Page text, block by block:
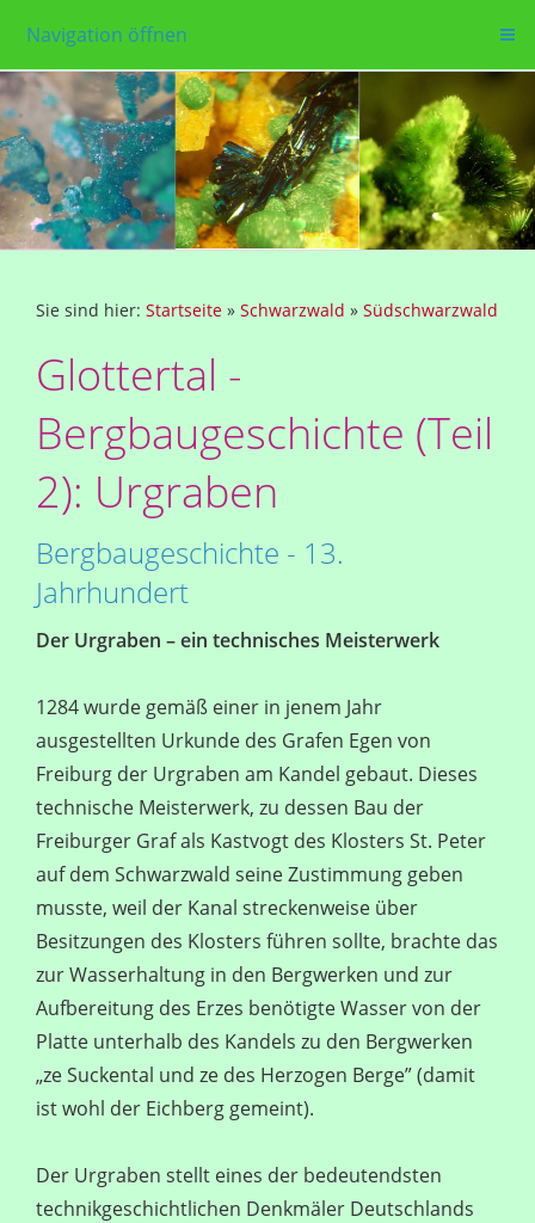
Navigation öffnen
Sie sind hier: Startseite » Schwarzwald » Südschwarzwald
Glottertal -
Bergbaugeschichte (Teil
2): Urgraben
Bergbaugeschichte - 13.
Jahrhundert
Der Urgraben – ein technisches Meisterwerk
1284 wurde gemäß einer in jenem Jahr
ausgestellten Urkunde des Grafen Egen von
Freiburg der Urgraben am Kandel gebaut. Dieses
technische Meisterwerk, zu dessen Bau der
Freiburger Graf als Kastvogt des Klosters St. Peter
auf dem Schwarzwald seine Zustimmung geben
musste, weil der Kanal streckenweise über
Besitzungen des Klosters führen sollte, brachte das
zur Wasserhaltung in den Bergwerken und zur
Aufbereitung des Erzes benötigte Wasser von der
Platte unterhalb des Kandels zu den Bergwerken
„ze Suckental und ze des Herzogen Berge” (damit
ist wohl der Eichberg gemeint).
Der Urgraben stellt eines der bedeutendsten
technikgeschichtlichen Denkmäler Deutschlands